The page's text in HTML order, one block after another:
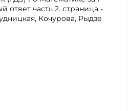
ответ часть 2. страница -
Кочурова, Рыдзе